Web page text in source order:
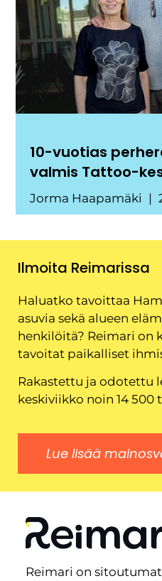
10-vuotias
valmis Tattoo-
Jorma Haapamäki
Ilmoita Reimarissa
Haluatko tavoittaa
asuvia sekä alueen
henkilöitä? Reimari on
tavoitat paikalliset
Rakastettu ja odotettu
keskiviikko noin 14 500
Lue lisää
Reimari on